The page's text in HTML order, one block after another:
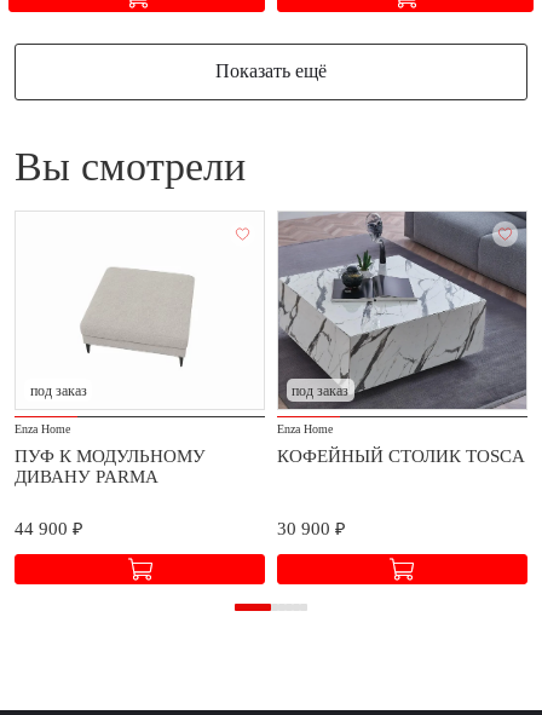
Показать ещё
Вы смотрели
под заказ
Enza Home
ПУФ К МОДУЛЬНОМУ
ДИВАНУ PARMA
44 900 ₽
под заказ
Enza Home
КОФЕЙНЫЙ СТОЛИК TOSCA
30 900 ₽